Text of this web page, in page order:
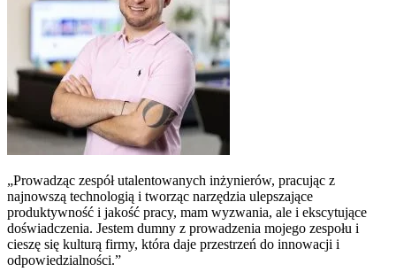
„Prowadząc zespół utalentowanych inżynierów, pracując z
najnowszą technologią i tworząc narzędzia ulepszające
produktywność i jakość pracy, mam wyzwania, ale i ekscytujące
doświadczenia. Jestem dumny z prowadzenia mojego zespołu i
cieszę się kulturą firmy, która daje przestrzeń do innowacji i
odpowiedzialności.”